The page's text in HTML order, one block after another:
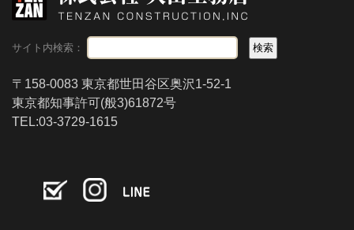
サイト内検索：
〒158-0083 東京都世田谷区奥沢1-52-1
東京都知事許可(般3)61872号
TEL:03-3729-1615